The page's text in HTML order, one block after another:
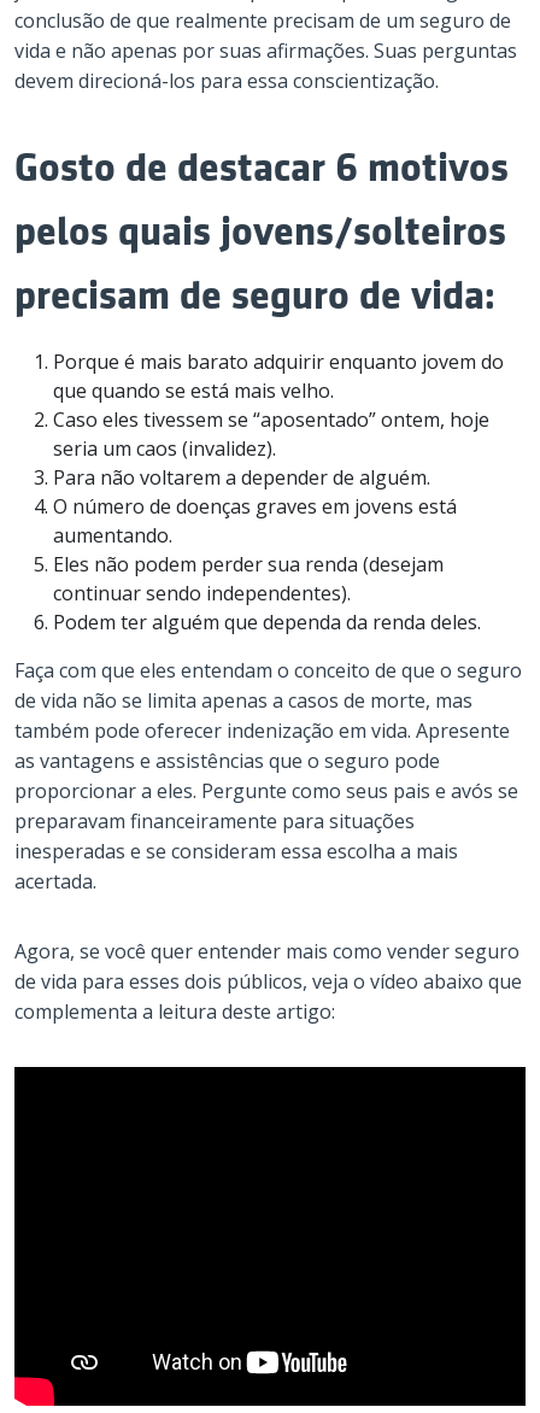
conclusão de que realmente precisam de um seguro de
vida e não apenas por suas afirmações. Suas perguntas
devem direcioná-los para essa conscientização.
Gosto de destacar 6 motivos
pelos quais jovens/solteiros
precisam de seguro de vida:
Porque é mais barato adquirir enquanto jovem do
que quando se está mais velho.
Caso eles tivessem se “aposentado” ontem, hoje
seria um caos (invalidez).
Para não voltarem a depender de alguém.
O número de doenças graves em jovens está
aumentando.
Eles não podem perder sua renda (desejam
continuar sendo independentes).
Podem ter alguém que dependa da renda deles.
Faça com que eles entendam o conceito de que o seguro
de vida não se limita apenas a casos de morte, mas
também pode oferecer indenização em vida. Apresente
as vantagens e assistências que o seguro pode
proporcionar a eles. Pergunte como seus pais e avós se
preparavam financeiramente para situações
inesperadas e se consideram essa escolha a mais
acertada.
Agora, se você quer entender mais como vender seguro
de vida para esses dois públicos, veja o vídeo abaixo que
complementa a leitura deste artigo: